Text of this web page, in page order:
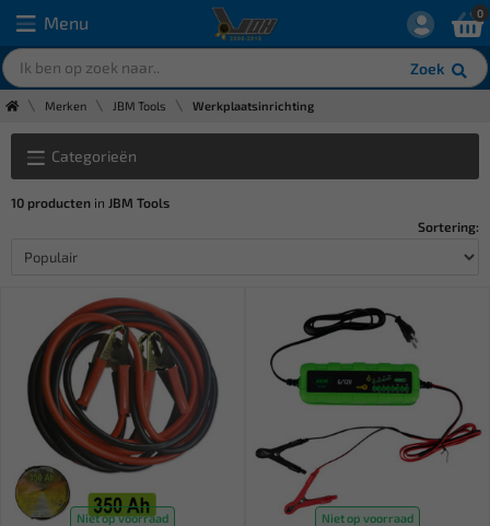
Menu
Zoek
0
Merken JBM Tools Werkplaatsinrichting
Categorieën
10 producten in JBM Tools
Sortering:
Niet op voorraad Niet op voorraad